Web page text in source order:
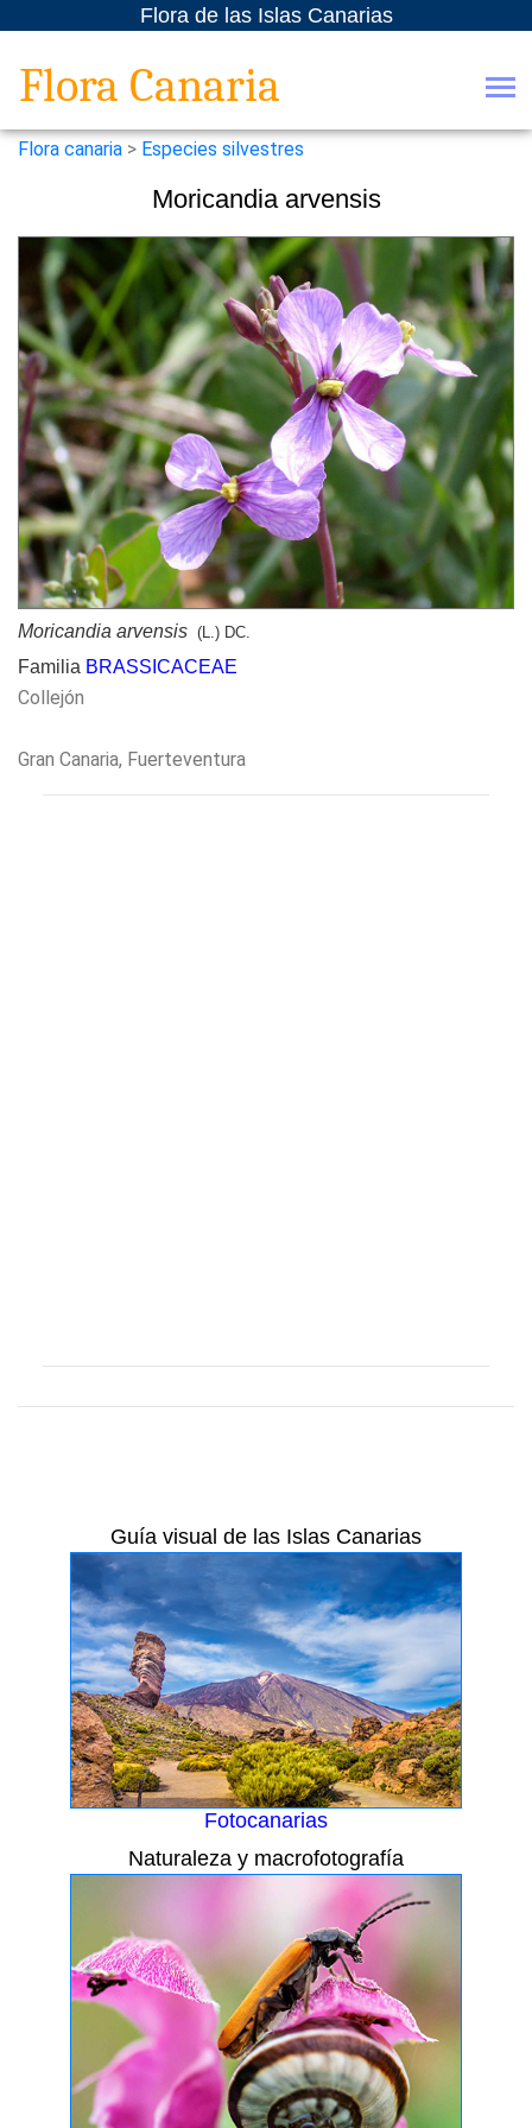
Flora de las Islas Canarias
Flora Canaria
Flora canaria > Especies silvestres
Moricandia arvensis
Moricandia arvensis (L.) DC.
Familia BRASSICACEAE
Collejón
Gran Canaria, Fuerteventura
Guía visual de las Islas Canarias
Fotocanarias
Naturaleza y macrofotografía